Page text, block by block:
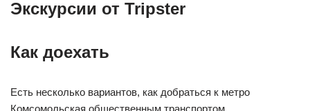
Экскурсии от Tripster
Как доехать
Есть несколько вариантов, как добраться к метро
Комсомольская общественным транспортом.